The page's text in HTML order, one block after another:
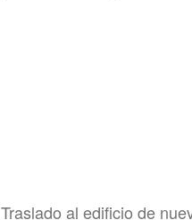
Traslado al edificio de